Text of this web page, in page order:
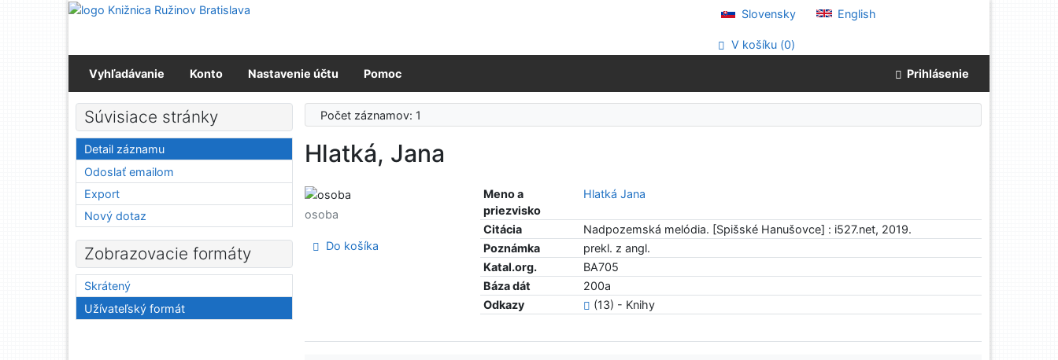
Prejsť na obsah
Slovensky English
V košíku (0)
Vyhľadávanie Konto Nastavenie účtu Pomoc Prihlásenie
Počet záznamov: 1
Hlatká, Jana
Meno a
priezvisko
Hlatká Jana
Citácia
Nadpozemská melódia. [Spišské Hanušovce] : i527.net, 2019.
Poznámka
prekl. z angl.
Katal.org.
BA705
Báza dát
200a
Odkazy
(13) - Knihy
osoba
Do košíka
Súvisiace stránky
Detail záznamu
Odoslať emailom
Export
Nový dotaz
Zobrazovacie formáty
Skrátený
Užívateľský formát